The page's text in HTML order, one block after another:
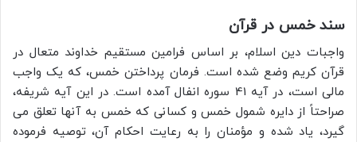
سند خمس در قرآن
واجبات دین اسلام، بر اساس فرامین مستقیم خداوند متعال در
قرآن کریم وضع شده است. فرمان پرداختن خمس، که یک واجب
مالی است، در آیه 41 سوره انفال آمده است. در این آیه شریفه،
صراحتاً از دایره شمول خمس و کسانی که خمس به آنها تعلق می
گیرد، یاد شده و مؤمنان را به رعایت احکام آن، توصیه فرموده